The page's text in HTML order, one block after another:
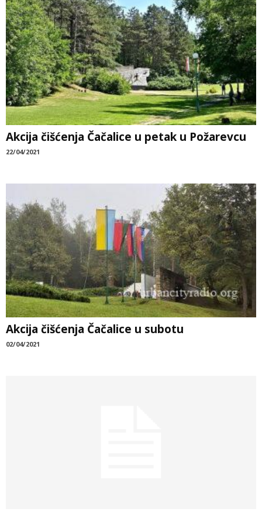
Akcija čišćenja Čačalice u petak u Požarevcu
22/04/2021
Akcija čišćenja Čačalice u subotu
02/04/2021